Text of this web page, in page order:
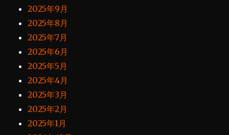
2025年9月
2025年8月
2025年7月
2025年6月
2025年5月
2025年4月
2025年3月
2025年2月
2025年1月